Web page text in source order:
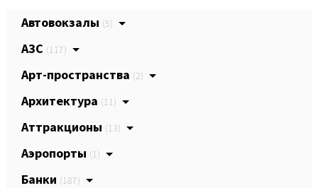
Автовокзалы (5)
АЗС (117)
Арт-пространства (2)
Архитектура (11)
Аттракционы (13)
Аэропорты (1)
Банки (187)